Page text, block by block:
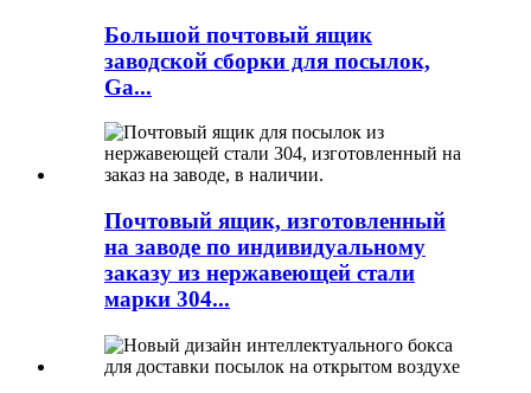
Большой почтовый ящик
заводской сборки для посылок,
Ga...
Почтовый ящик, изготовленный
на заводе по индивидуальному
заказу из нержавеющей стали
марки 304...